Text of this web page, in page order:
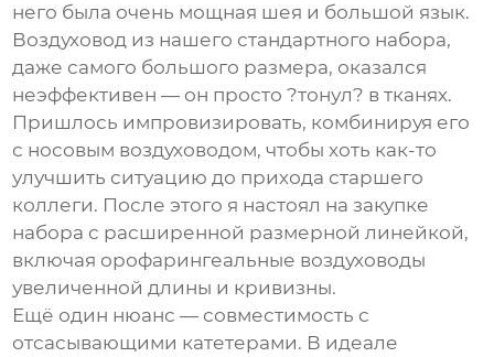
него была очень мощная шея и большой язык.
Воздуховод из нашего стандартного набора,
даже самого большого размера, оказался
неэффективен — он просто ?тонул? в тканях.
Пришлось импровизировать, комбинируя его
с носовым воздуховодом, чтобы хоть как-то
улучшить ситуацию до прихода старшего
коллеги. После этого я настоял на закупке
набора с расширенной размерной линейкой,
включая орофарингеальные воздуховоды
увеличенной длины и кривизны.
Ещё один нюанс — совместимость с
отсасывающими катетерами. В идеале